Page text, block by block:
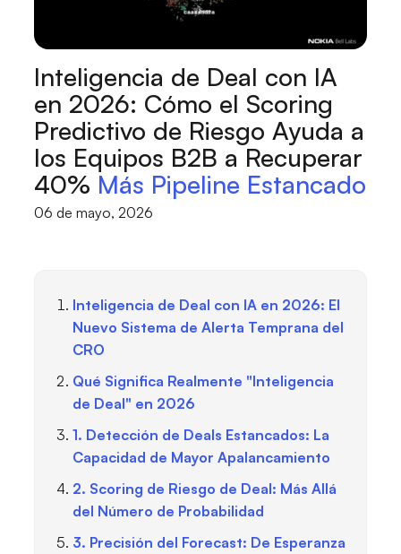
Inteligencia de Deal con IA
en 2026: Cómo el Scoring
Predictivo de Riesgo Ayuda a
los Equipos B2B a Recuperar
40% Más Pipeline Estancado
06 de mayo, 2026
Inteligencia de Deal con IA en 2026: El
Nuevo Sistema de Alerta Temprana del
CRO
Qué Significa Realmente "Inteligencia
de Deal" en 2026
1. Detección de Deals Estancados: La
Capacidad de Mayor Apalancamiento
2. Scoring de Riesgo de Deal: Más Allá
del Número de Probabilidad
3. Precisión del Forecast: De Esperanza